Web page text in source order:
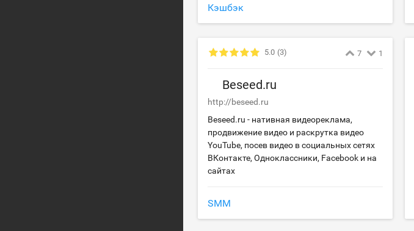
Кэшбэк
5.0 (3) 7 1
Beseed.ru
http://beseed.ru
Beseed.ru - нативная видеореклама,
продвижение видео и раскрутка видео
YouTube, посев видео в социальных сетях
ВКонтакте, Одноклассники, Facebook и на
сайтах
SMM